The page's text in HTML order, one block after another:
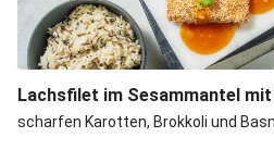
Lachsfilet im Sesammantel
scharfen Karotten, Brokkoli und